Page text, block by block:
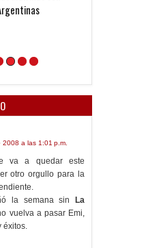
2008 a las 1:01 p.m.
va a quedar este
otro orgullo para la
la semana sin La
vuelva a pasar Emi,
éxitos.